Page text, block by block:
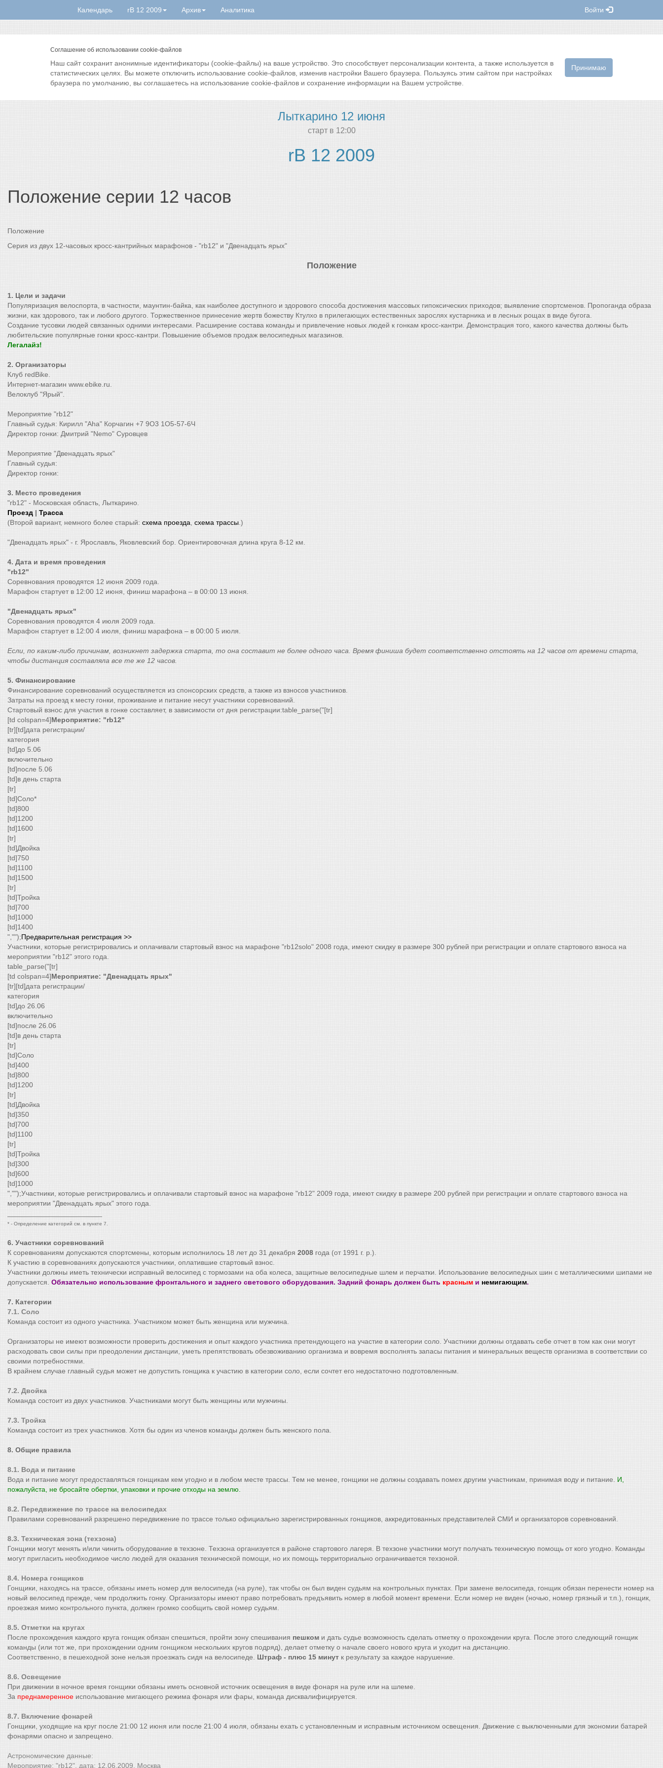
Календарь rB 12 2009 Архив Аналитика Войти
Соглашение об использовании cookie-файлов
Принимаю
Наш сайт сохранит анонимные идентификаторы (cookie-файлы) на ваше устройство. Это способствует персонализации контента, а также используется в
статистических целях. Вы можете отключить использование cookie-файлов, изменив настройки Вашего браузера. Пользуясь этим сайтом при настройках
браузера по умолчанию, вы соглашаетесь на использование cookie-файлов и сохранение информации на Вашем устройстве.
Лыткарино 12 июня
cтарт в 12:00
rB 12 2009
Положение серии 12 часов
Положение
Серия из двух 12-часовых кросс-кантрийных марафонов - "rb12" и "Двенадцать ярых"
Положение
1. Цели и задачи
Популяризация велоспорта, в частности, маунтин-байка, как наиболее доступного и здорового способа достижения массовых гипоксических приходов; выявление спортсменов. Пропоганда образа
жизни, как здорового, так и любого другого. Торжественное принесение жертв божеству Ктулхо в прилегающих естественных зарослях кустарника и в лесных рощах в виде бугога.
Создание тусовки людей связанных одними интересами. Расширение состава команды и привлечение новых людей к гонкам кросс-кантри. Демонстрация того, какого качества должны быть
любительские популярные гонки кросс-кантри. Повышение объемов продаж велосипедных магазинов.
Легалайз!
2. Организаторы
Клуб redBike.
Интернет-магазин www.ebike.ru.
Велоклуб "Ярый".
Мероприятие "rb12"
Главный судья: Кирилл "Aha" Корчагин +7 9O3 1O5-57-6Ч
Директор гонки: Дмитрий "Nemo" Суровцев
Мероприятие "Двенадцать ярых"
Главный судья:
Директор гонки:
3. Место проведения
"rb12" - Московская область, Лыткарино.
Проезд | Трасса
(Второй вариант, немного более старый: схема проезда схема трассы .)
"Двенадцать ярых" - г. Ярославль, Яковлевский бор. Ориентировочная длина круга 8-12 км.
4. Дата и время проведения
"rb12"
Соревнования проводятся 12 июня 2009 года.
Марафон стартует в 12:00 12 июня, финиш марафона – в 00:00 13 июня.
"Двенадцать ярых"
Соревнования проводятся 4 июля 2009 года.
Марафон стартует в 12:00 4 июля, финиш марафона – в 00:00 5 июля.
Если, по каким-либо причинам, возникнет задержка старта, то она составит не более одного часа. Время финиша будет соответственно отстоять на 12 часов от времени старта,
чтобы дистанция составляла все те же 12 часов.
5. Финансирование
Финансирование соревнований осуществляется из спонсорских средств, а также из взносов участников.
Затраты на проезд к месту гонки, проживание и питание несут участники соревнований.
Стартовый взнос для участия в гонке составляет, в зависимости от дня регистрации:table_parse("[tr]
[td colspan=4]Мероприятие: "rb12"
[tr][td]дата регистрации/
категория
[td]до 5.06
включительно
[td]после 5.06
[td]в день старта
[tr]
[td]Соло*
[td]800
[td]1200
[td]1600
[tr]
[td]Двойка
[td]750
[td]1100
[td]1500
[tr]
[td]Тройка
[td]700
[td]1000
[td]1400
","");Предварительная регистрация >>
Участники, которые регистрировались и оплачивали стартовый взнос на марафоне "rb12solo" 2008 года, имеют скидку в размере 300 рублей при регистрации и оплате стартового взноса на
мероприятии "rb12" этого года.
table_parse("[tr]
[td colspan=4]Мероприятие: "Двенадцать ярых"
[tr][td]дата регистрации/
категория
[td]до 26.06
включительно
[td]после 26.06
[td]в день старта
[tr]
[td]Соло
[td]400
[td]800
[td]1200
[tr]
[td]Двойка
[td]350
[td]700
[td]1100
[tr]
[td]Тройка
[td]300
[td]600
[td]1000
","");Участники, которые регистрировались и оплачивали стартовый взнос на марафоне "rb12" 2009 года, имеют скидку в размере 200 рублей при регистрации и оплате стартового взноса на
мероприятии "Двенадцать ярых" этого года.
* - Определение категорий см. в пункте 7.
6. Участники соревнований
К соревнованиям допускаются спортсмены, которым исполнилось 18 лет до 31 декабря 2008 года (от 1991 г. р.).
К участию в соревнованиях допускаются участники, оплатившие стартовый взнос.
Участники должны иметь технически исправный велосипед с тормозами на оба колеса, защитные велосипедные шлем и перчатки. Использование велосипедных шин с металлическими шипами не
допускается. Обязательно использование фронтального и заднего светового оборудования. Задний фонарь должен быть красным и немигающим.
7. Категории
7.1. Соло
Команда состоит из одного участника. Участником может быть женщина или мужчина.
Организаторы не имеют возможности проверить достижения и опыт каждого участника претендующего на участие в категории соло. Участники должны отдавать себе отчет в том как они могут
расходовать свои силы при преодолении дистанции, уметь препятствовать обезвоживанию организма и вовремя восполнять запасы питания и минеральных веществ организма в соответствии со
своими потребностями.
В крайнем случае главный судья может не допустить гонщика к участию в категории соло, если сочтет его недостаточно подготовленным.
7.2. Двойка
Команда состоит из двух участников. Участниками могут быть женщины или мужчины.
7.3. Тройка
Команда состоит из трех участников. Хотя бы один из членов команды должен быть женского пола.
8. Общие правила
8.1. Вода и питание
Вода и питание могут предоставляться гонщикам кем угодно и в любом месте трассы. Тем не менее, гонщики не должны создавать помех другим участникам, принимая воду и питание. И,
пожалуйста, не бросайте обертки, упаковки и прочие отходы на землю.
8.2. Передвижение по трассе на велосипедах
Правилами соревнований разрешено передвижение по трассе только официально зарегистрированных гонщиков, аккредитованных представителей СМИ и организаторов соревнований.
8.3. Техническая зона (техзона)
Гонщики могут менять и/или чинить оборудование в техзоне. Техзона организуется в районе стартового лагеря. В техзоне участники могут получать техническую помощь от кого угодно. Команды
могут пригласить необходимое число людей для оказания технической помощи, но их помощь территориально ограничивается техзоной.
8.4. Номера гонщиков
Гонщики, находясь на трассе, обязаны иметь номер для велосипеда (на руле), так чтобы он был виден судьям на контрольных пунктах. При замене велосипеда, гонщик обязан перенести номер на
новый велосипед прежде, чем продолжить гонку. Организаторы имеют право потребовать предъявить номер в любой момент времени. Если номер не виден (ночью, номер грязный и т.п.), гонщик,
проезжая мимо контрольного пункта, должен громко сообщить свой номер судьям.
8.5. Отметки на кругах
После прохождения каждого круга гонщик обязан спешиться, пройти зону спешивания пешком и дать судье возможность сделать отметку о прохождении круга. После этого следующий гонщик
команды (или тот же, при прохождении одним гонщиком нескольких кругов подряд), делает отметку о начале своего нового круга и уходит на дистанцию.
Соответственно, в пешеходной зоне нельзя проезжать сидя на велосипеде. Штраф - плюс 15 минут к результату за каждое нарушение.
8.6. Освещение
При движении в ночное время гонщики обязаны иметь основной источник освещения в виде фонаря на руле или на шлеме.
За преднамеренное использование мигающего режима фонаря или фары, команда дисквалифицируется.
8.7. Включение фонарей
Гонщики, уходящие на круг после 21:00 12 июня или после 21:00 4 июля, обязаны ехать с установленным и исправным источником освещения. Движение с выключенными для экономии батарей
фонарями опасно и запрещено.
Астрономические данные:
Мероприятие: "rb12", дата: 12.06.2009, Москва